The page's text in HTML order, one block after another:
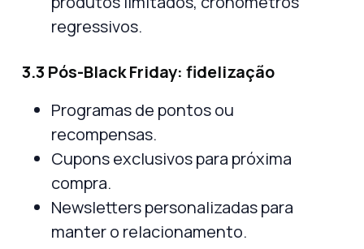
regressivos.
3.3 Pós-Black Friday: fidelização
Programas de pontos ou
recompensas.
Cupons exclusivos para próxima
compra.
Newsletters personalizadas para
manter o relacionamento.